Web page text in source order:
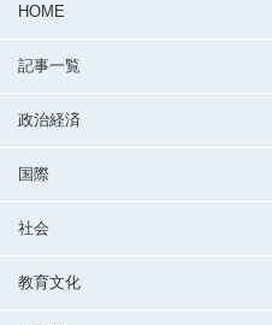
HOME
記事一覧
政治経済
国際
社会
教育文化